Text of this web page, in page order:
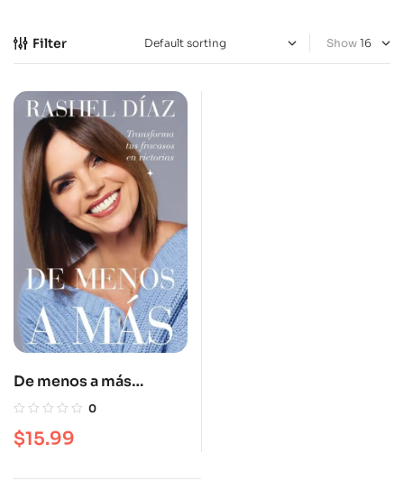
Filter Show
De menos a más
(firmados por la autora)
0
$15.99